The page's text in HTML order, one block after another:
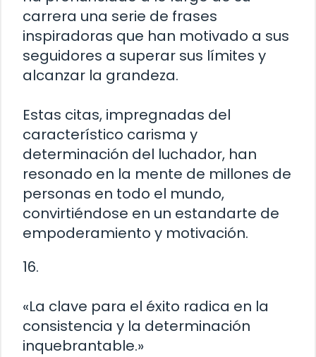
carrera una serie de frases
inspiradoras que han motivado a sus
seguidores a superar sus límites y
alcanzar la grandeza.
Estas citas, impregnadas del
característico carisma y
determinación del luchador, han
resonado en la mente de millones de
personas en todo el mundo,
convirtiéndose en un estandarte de
empoderamiento y motivación.
16.
«La clave para el éxito radica en la
consistencia y la determinación
inquebrantable.»